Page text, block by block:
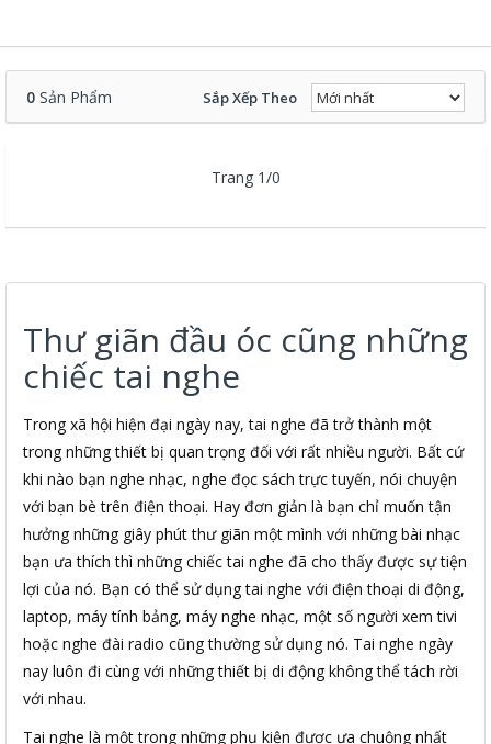
0 Sản Phẩm Sắp Xếp Theo
Trang 1/0
Thư giãn đầu óc cũng những
chiếc tai nghe
Trong xã hội hiện đại ngày nay, tai nghe đã trở thành một
trong những thiết bị quan trọng đối với rất nhiều người. Bất cứ
khi nào bạn nghe nhạc, nghe đọc sách trực tuyến, nói chuyện
với bạn bè trên điện thoại. Hay đơn giản là bạn chỉ muốn tận
hưởng những giây phút thư giãn một mình với những bài nhạc
bạn ưa thích thì những chiếc tai nghe đã cho thấy được sự tiện
lợi của nó. Bạn có thể sử dụng tai nghe với điện thoại di động,
laptop, máy tính bảng, máy nghe nhạc, một số người xem tivi
hoặc nghe đài radio cũng thường sử dụng nó. Tai nghe ngày
nay luôn đi cùng với những thiết bị di động không thể tách rời
với nhau.
Tai nghe là một trong những phụ kiện được ưa chuộng nhất